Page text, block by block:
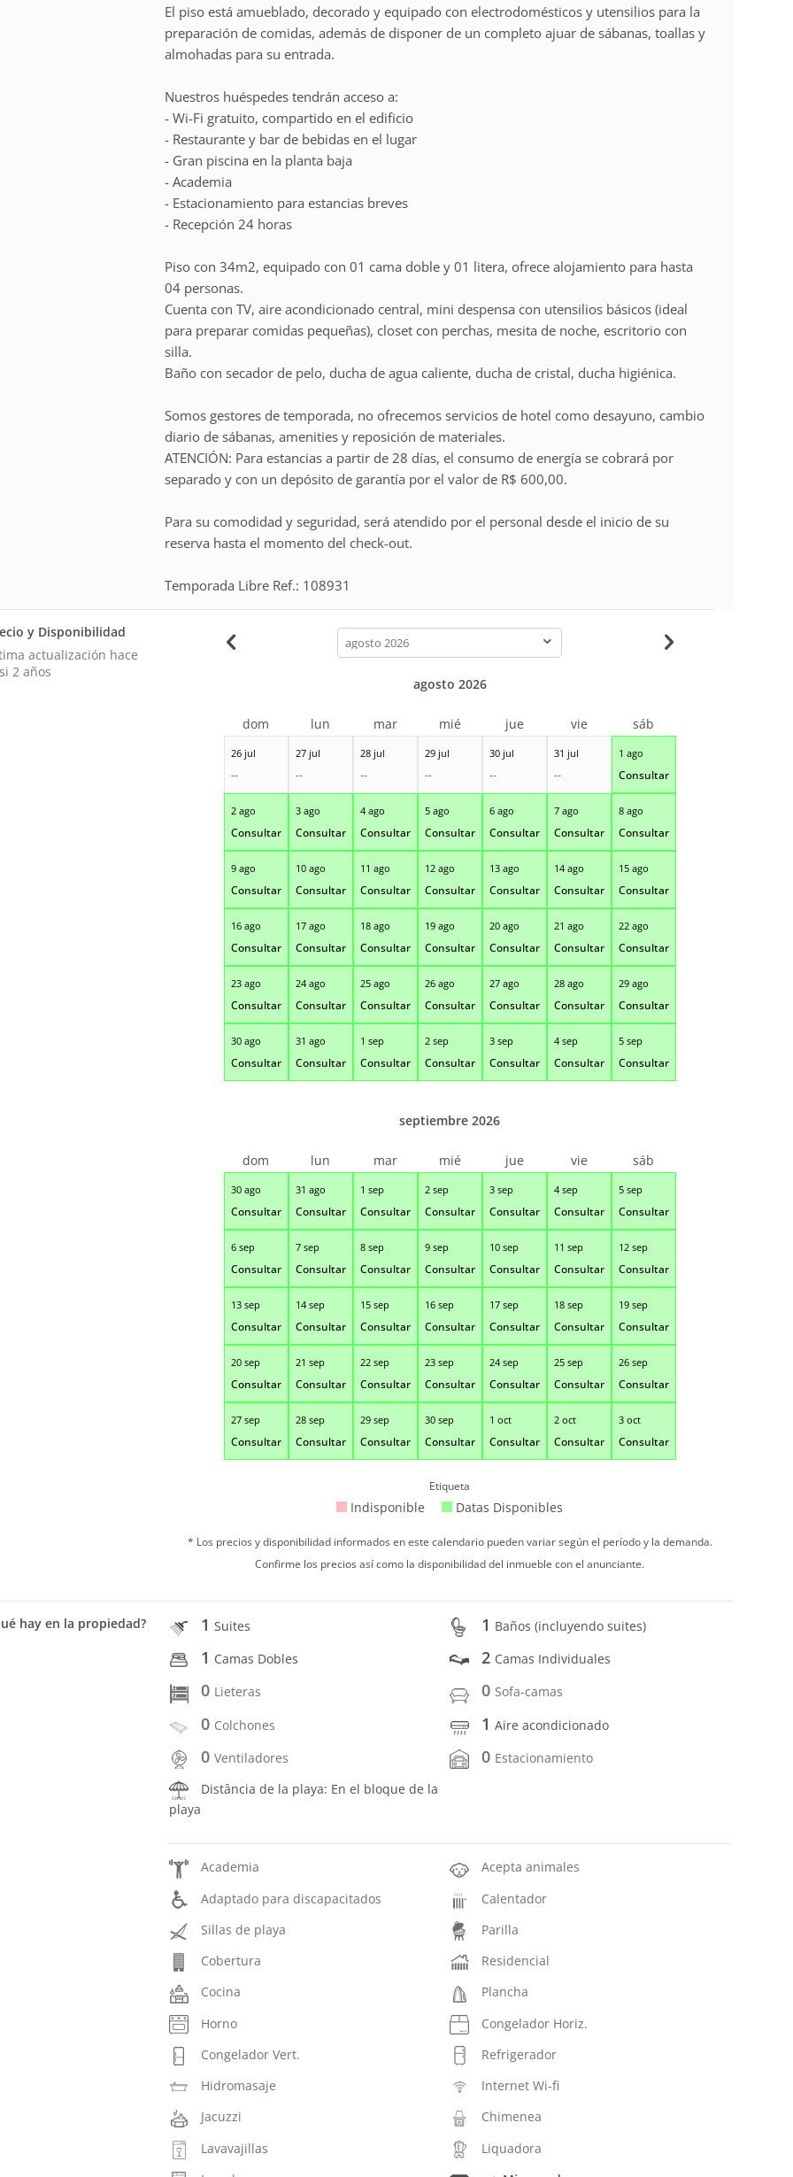
El piso está amueblado, decorado y equipado con electrodomésticos y utensilios para la
preparación de comidas, además de disponer de un completo ajuar de sábanas, toallas y
almohadas para su entrada.
Nuestros huéspedes tendrán acceso a:
- Wi-Fi gratuito, compartido en el edificio
- Restaurante y bar de bebidas en el lugar
- Gran piscina en la planta baja
- Academia
- Estacionamiento para estancias breves
- Recepción 24 horas
Piso con 34m2, equipado con 01 cama doble y 01 litera, ofrece alojamiento para hasta
04 personas.
Cuenta con TV, aire acondicionado central, mini despensa con utensilios básicos (ideal
para preparar comidas pequeñas), closet con perchas, mesita de noche, escritorio con
silla.
Baño con secador de pelo, ducha de agua caliente, ducha de cristal, ducha higiénica.
Somos gestores de temporada, no ofrecemos servicios de hotel como desayuno, cambio
diario de sábanas, amenities y reposición de materiales.
ATENCIÓN: Para estancias a partir de 28 días, el consumo de energía se cobrará por
separado y con un depósito de garantía por el valor de R$ 600,00.
Para su comodidad y seguridad, será atendido por el personal desde el inicio de su
reserva hasta el momento del check-out.
Temporada Libre Ref.: 108931
y Disponibilidad
actualización hace
2 años
calendar-
month
26 jul
--
27 jul
--
28 jul
--
29 jul
--
30 jul
--
31 jul
--
1 ago
Consultar
2 ago
Consultar
3 ago
Consultar
4 ago
Consultar
5 ago
Consultar
6 ago
Consultar
7 ago
Consultar
8 ago
Consultar
9 ago
Consultar
10 ago
Consultar
11 ago
Consultar
12 ago
Consultar
13 ago
Consultar
14 ago
Consultar
15 ago
Consultar
16 ago
Consultar
17 ago
Consultar
18 ago
Consultar
19 ago
Consultar
20 ago
Consultar
21 ago
Consultar
22 ago
Consultar
23 ago
Consultar
24 ago
Consultar
25 ago
Consultar
26 ago
Consultar
27 ago
Consultar
28 ago
Consultar
29 ago
Consultar
30 ago
Consultar
31 ago
Consultar
1 sep
Consultar
2 sep
Consultar
3 sep
Consultar
4 sep
Consultar
5 sep
Consultar
agosto 2026
dom lun mar mié jue vie sáb
30 ago
Consultar
31 ago
Consultar
1 sep
Consultar
2 sep
Consultar
3 sep
Consultar
4 sep
Consultar
5 sep
Consultar
6 sep
Consultar
7 sep
Consultar
8 sep
Consultar
9 sep
Consultar
10 sep
Consultar
11 sep
Consultar
12 sep
Consultar
13 sep
Consultar
14 sep
Consultar
15 sep
Consultar
16 sep
Consultar
17 sep
Consultar
18 sep
Consultar
19 sep
Consultar
20 sep
Consultar
21 sep
Consultar
22 sep
Consultar
23 sep
Consultar
24 sep
Consultar
25 sep
Consultar
26 sep
Consultar
27 sep
Consultar
28 sep
Consultar
29 sep
Consultar
30 sep
Consultar
1 oct
Consultar
2 oct
Consultar
3 oct
Consultar
septiembre 2026
dom lun mar mié jue vie sáb
Etiqueta
Indisponible Datas Disponibles
* Los precios y disponibilidad informados en este calendario pueden variar según el período y la demanda.
Confirme los precios así como la disponibilidad del inmueble con el anunciante.
hay en la propiedad? 1Suites 1 Baños (incluyendo suites)
1 Camas Dobles 2 Camas Individuales
0 Lieteras 0 Sofa-camas
0 Colchones 1Aire acondicionado
0Ventiladores 0 Estacionamiento
Distância de la playa: En el bloque de la
playa
Academia
Acepta animales
Adaptado para discapacitados
Calentador
Sillas de playa
Parilla
Cobertura
Residencial
Cocina
Plancha
Horno
Congelador Horiz.
Congelador Vert.
Refrigerador
Hidromasaje
Internet Wi-fi
Jacuzzi
Chimenea
Lavavajillas
Liquadora